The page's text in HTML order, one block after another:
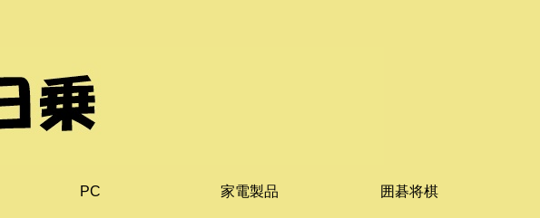
PC 家電製品 囲碁将棋